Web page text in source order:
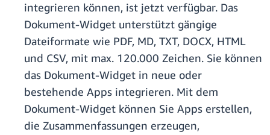
integrieren können, ist jetzt verfügbar. Das
Dokument-Widget unterstützt gängige
Dateiformate wie PDF, MD, TXT, DOCX, HTML
und CSV, mit max. 120.000 Zeichen. Sie können
das Dokument-Widget in neue oder
bestehende Apps integrieren. Mit dem
Dokument-Widget können Sie Apps erstellen,
die Zusammenfassungen erzeugen,